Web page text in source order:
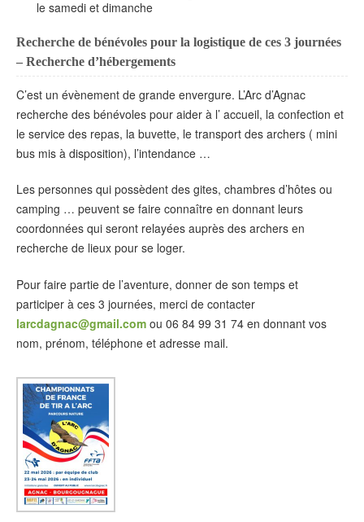
le samedi et dimanche
Recherche de bénévoles pour la logistique de ces 3 journées
– Recherche d’hébergements
C’est un évènement de grande envergure. L’Arc d’Agnac
recherche des bénévoles pour aider à l’ accueil, la confection et
le service des repas, la buvette, le transport des archers ( mini
bus mis à disposition), l’intendance …
Les personnes qui possèdent des gites, chambres d’hôtes ou
camping … peuvent se faire connaître en donnant leurs
coordonnées qui seront relayées auprès des archers en
recherche de lieux pour se loger.
Pour faire partie de l’aventure, donner de son temps et
participer à ces 3 journées, merci de contacter
larcdagnac@gmail.com ou 06 84 99 31 74 en donnant vos
nom, prénom, téléphone et adresse mail.